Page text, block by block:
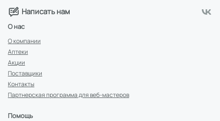
Написать нам
О нас
О компании
Аптеки
Акции
Поставщики
Контакты
Партнерская программа для веб-мастеров
Помощь